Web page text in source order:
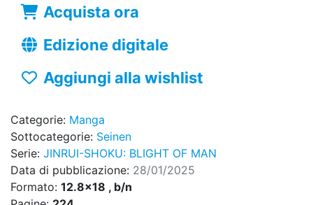
Acquista ora
Edizione digitale
Aggiungi alla wishlist
Categorie: Manga
Sottocategorie: Seinen
Serie: JINRUI-SHOKU: BLIGHT OF MAN
Data di pubblicazione: 28/01/2025
Formato: 12.8x18 , b/n